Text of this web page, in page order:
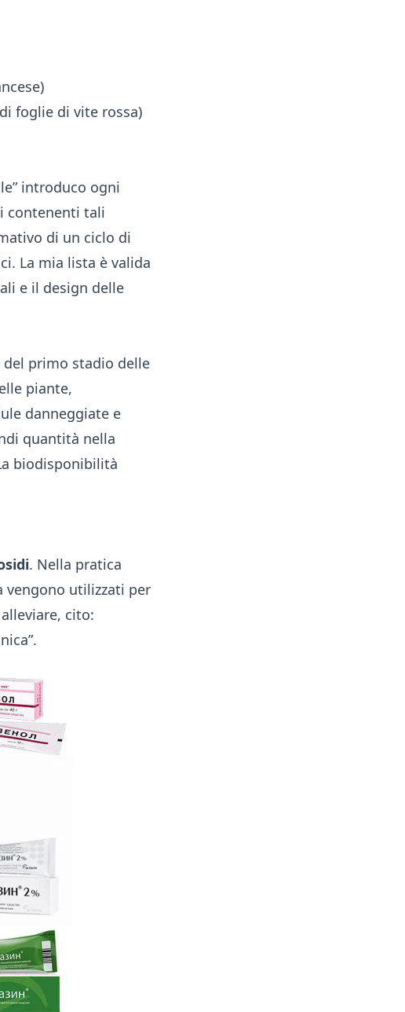
foglie di vite rossa)
introduco ogni
contenenti tali
di un ciclo di
La mia lista è valida
e il design delle
primo stadio delle
piante,
danneggiate e
quantità nella
biodisponibilità
. Nella pratica
utilizzati per
cito: